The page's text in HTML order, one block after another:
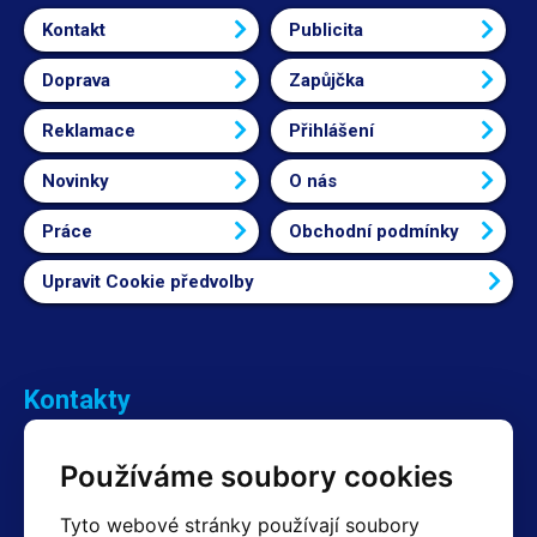
Používáme soubory cookies
Tyto webové stránky používají soubory
Kontakt Publicita
Doprava Zapůjčka
Reklamace Přihlášení
Novinky O nás
Práce Obchodní podmínky
Upravit Cookie předvolby
Kontakty
+420 603 357 606 +420 605 234 204